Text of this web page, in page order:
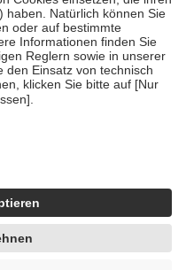
die von der
sich um echte Bewertungen
4419944605341
Zuhilfenahme künstlicher